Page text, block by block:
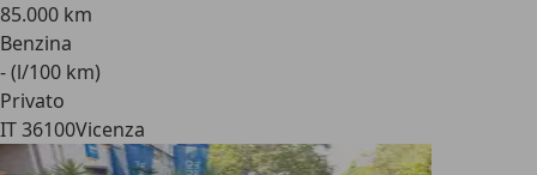
85.000 km
Benzina
- (l/100 km)
Privato
IT 36100Vicenza